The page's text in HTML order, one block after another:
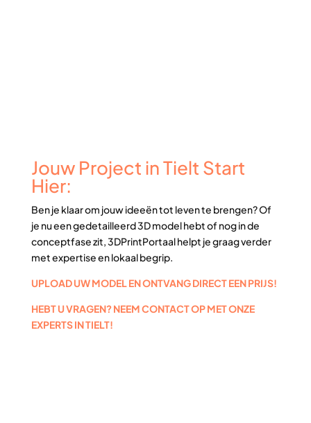
Jouw Project in Tielt Start
Hier:
Ben je klaar om jouw ideeën tot leven te brengen? Of
je nu een gedetailleerd 3D model hebt of nog in de
conceptfase zit, 3DPrintPortaal helpt je graag verder
met expertise en lokaal begrip.
UPLOAD UW MODEL EN ONTVANG DIRECT EEN PRIJS!
HEBT U VRAGEN? NEEM CONTACT OP MET ONZE
EXPERTS IN TIELT!